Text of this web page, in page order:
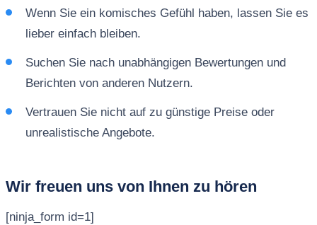
Wenn Sie ein komisches Gefühl haben, lassen Sie es
lieber einfach bleiben.
Suchen Sie nach unabhängigen Bewertungen und
Berichten von anderen Nutzern.
Vertrauen Sie nicht auf zu günstige Preise oder
unrealistische Angebote.
Wir freuen uns von Ihnen zu hören
[ninja_form id=1]